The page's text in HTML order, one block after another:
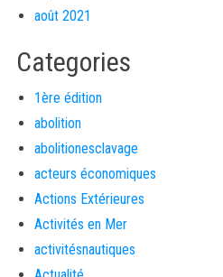
août 2021
Categories
1ère édition
abolition
abolitionesclavage
acteurs économiques
Actions Extérieures
Activités en Mer
activitésnautiques